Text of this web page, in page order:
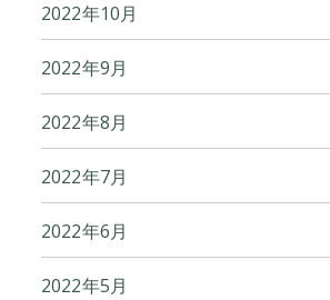
2022年10月
2022年9月
2022年8月
2022年7月
2022年6月
2022年5月